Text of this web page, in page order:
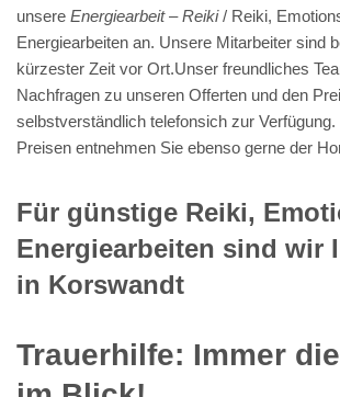
unsere Energiearbeit – Reiki/ Reiki,
Energiearbeiten an. Unsere Mitarbeiter sind
kürzester Zeit vor Ort.Unser freundliches
Nachfragen zu unseren Offerten und den
selbstverständlich telefonsich zur
Preisen entnehmen Sie ebenso gerne der
Für günstige Reiki,
Energiearbeiten sind wir
in Korswandt
Trauerhilfe: Immer